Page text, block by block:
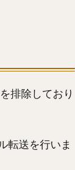
排除しており
転送を行いま